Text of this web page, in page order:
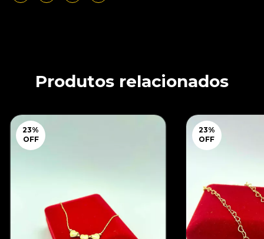
Produtos relacionados
23%
OFF
23%
OFF